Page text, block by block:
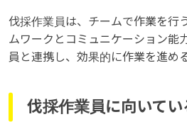
伐採作業員は、チームで作業を行
ムワークとコミュニケーション能
員と連携し、効果的に作業を進め
伐採作業員に向いてい